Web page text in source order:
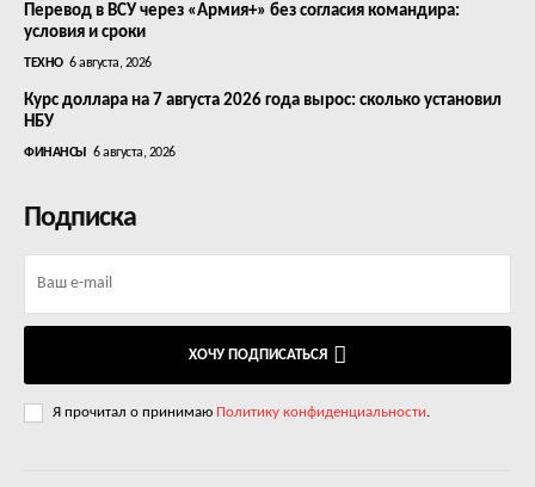
Перевод в ВСУ через «Армия+» без согласия командира:
условия и сроки
ТЕХНО 6 августа, 2026
Курс доллара на 7 августа 2026 года вырос: сколько установил
НБУ
ФИНАНСЫ 6 августа, 2026
Подписка
ХОЧУ ПОДПИСАТЬСЯ
Я прочитал о принимаю Политику конфиденциальности.